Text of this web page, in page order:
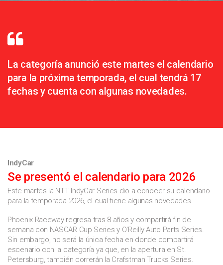
La categoría anunció este martes el calendario
para la próxima temporada, el cual tendrá 17
fechas y cuenta con algunas novedades.
IndyCar
Se presentó el calendario para 2026
Este martes la NTT IndyCar Series dio a conocer su calendario
para la temporada 2026, el cual tiene algunas novedades.
Phoenix Raceway regresa tras 8 años y compartirá fin de
semana con NASCAR Cup Series y O'Reilly Auto Parts Series.
Sin embargo, no será la única fecha en donde compartirá
escenario con la categoría ya que, en la apertura en St.
Petersburg, también correrán la Crafstman Trucks Series.